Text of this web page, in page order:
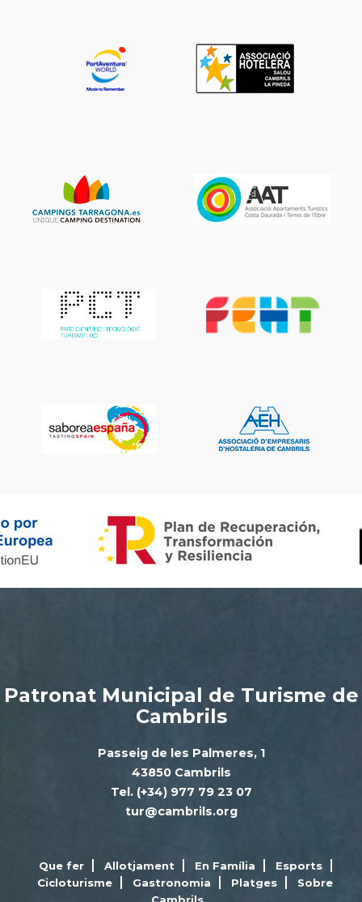
Patronat Municipal de Turisme de
Cambrils
Passeig de les Palmeres, 1
43850 Cambrils
Tel. (+34) 977 79 23 07
tur@cambrils.org
Que fer Allotjament En Família
Esports
Cicloturisme
Gastronomia Platges
Sobre
Cambrils